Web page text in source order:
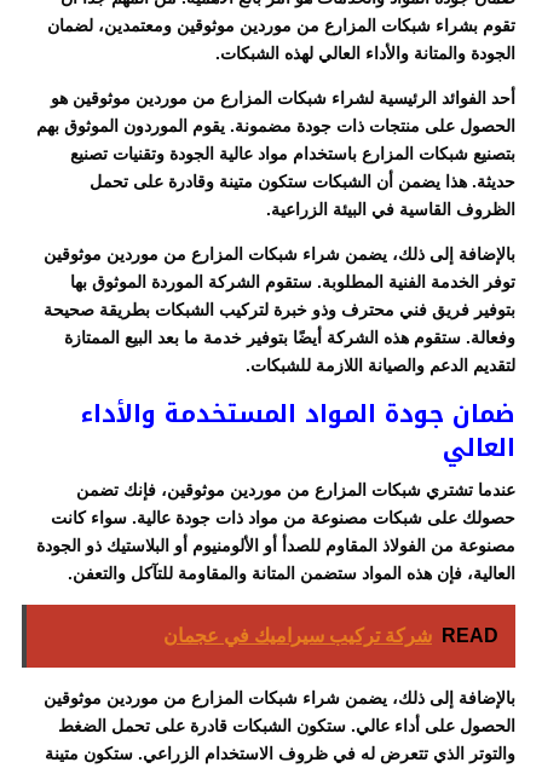
تقوم بشراء شبكات المزارع من موردين موثوقين ومعتمدين، لضمان
الجودة والمتانة والأداء العالي لهذه الشبكات.
أحد الفوائد الرئيسية لشراء شبكات المزارع من موردين موثوقين هو
الحصول على منتجات ذات جودة مضمونة. يقوم الموردون الموثوق بهم
بتصنيع شبكات المزارع باستخدام مواد عالية الجودة وتقنيات تصنيع
حديثة. هذا يضمن أن الشبكات ستكون متينة وقادرة على تحمل
الظروف القاسية في البيئة الزراعية.
بالإضافة إلى ذلك، يضمن شراء شبكات المزارع من موردين موثوقين
توفر الخدمة الفنية المطلوبة. ستقوم الشركة الموردة الموثوق بها
بتوفير فريق فني محترف وذو خبرة لتركيب الشبكات بطريقة صحيحة
وفعالة. ستقوم هذه الشركة أيضًا بتوفير خدمة ما بعد البيع الممتازة
لتقديم الدعم والصيانة اللازمة للشبكات.
ضمان جودة المواد المستخدمة والأداء
العالي
عندما تشتري شبكات المزارع من موردين موثوقين، فإنك تضمن
حصولك على شبكات مصنوعة من مواد ذات جودة عالية. سواء كانت
مصنوعة من الفولاذ المقاوم للصدأ أو الألومنيوم أو البلاستيك ذو الجودة
العالية، فإن هذه المواد ستضمن المتانة والمقاومة للتآكل والتعفن.
READ شركة تركيب سيراميك في عجمان
بالإضافة إلى ذلك، يضمن شراء شبكات المزارع من موردين موثوقين
الحصول على أداء عالي. ستكون الشبكات قادرة على تحمل الضغط
والتوتر الذي تتعرض له في ظروف الاستخدام الزراعي. ستكون متينة